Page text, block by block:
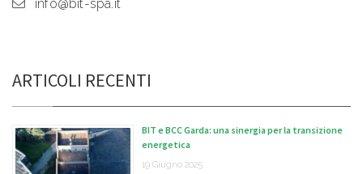
info@bit-spa.it
ARTICOLI RECENTI
BIT e BCC Garda: una sinergia per la transizione
energetica
19 Giugno 2025